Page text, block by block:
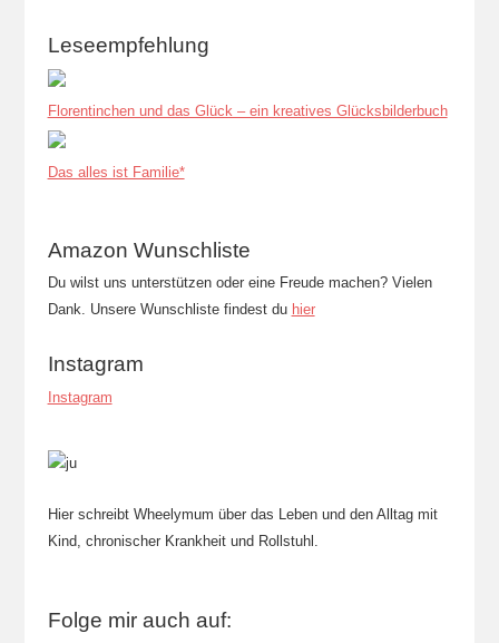
Leseempfehlung
Florentinchen und das Glück – ein kreatives Glücksbilderbuch
Das alles ist Familie*
Amazon Wunschliste
Du wilst uns unterstützen oder eine Freude machen? Vielen
Dank. Unsere Wunschliste findest du hier
Instagram
Instagram
Hier schreibt Wheelymum über das Leben und den Alltag mit
Kind, chronischer Krankheit und Rollstuhl.
Folge mir auch auf: